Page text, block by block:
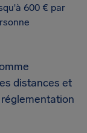
600 € par
distances et